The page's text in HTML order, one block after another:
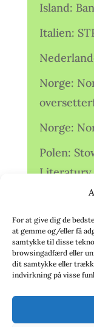
For at give dig de
at gemme og/eller få
samtykke til disse
browsingadfærd eller
dit samtykke eller
indvirkning på visse
Island:
Italien:
Norge:
Norge:
Polen:
Literatury
Sverige:
Sverige: